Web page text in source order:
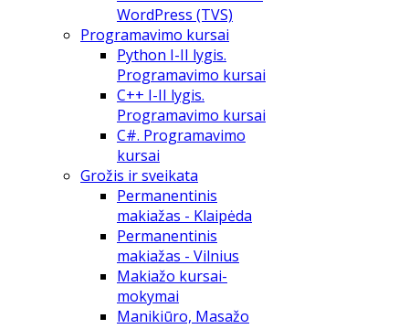
WordPress (TVS)
Programavimo kursai
Python I-II lygis.
Programavimo kursai
C++ I-II lygis.
Programavimo kursai
C#. Programavimo
kursai
Grožis ir sveikata
Permanentinis
makiažas - Klaipėda
Permanentinis
makiažas - Vilnius
Makiažo kursai-
mokymai
Manikiūro, Masažo